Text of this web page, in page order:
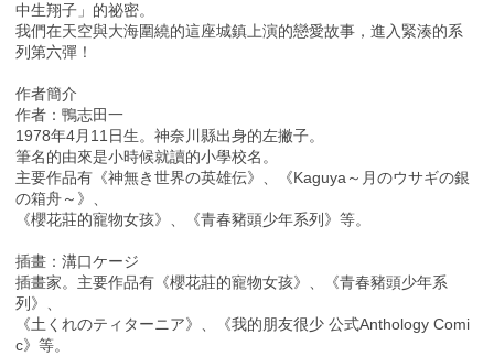
中生翔子」的祕密。
我們在天空與大海圍繞的這座城鎮上演的戀愛故事，進入緊湊的系
列第六彈！
作者簡介
作者：鴨志田一
1978年4月11日生。神奈川縣出身的左撇子。
筆名的由來是小時候就讀的小學校名。
主要作品有《神無き世界の英雄伝》、《Kaguya～月のウサギの銀
の箱舟～》、
《櫻花莊的寵物女孩》、《青春豬頭少年系列》等。
插畫：溝口ケージ
插畫家。主要作品有《櫻花莊的寵物女孩》、《青春豬頭少年系
列》、
《土くれのティターニア》、《我的朋友很少 公式Anthology Comi
c》等。